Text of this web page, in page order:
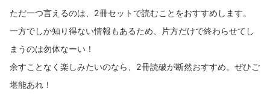
ただ一つ言えるのは、2冊セットで読むことをおすすめします。
一方でしか知り得ない情報もあるため、片方だけで終わらせてし
まうのは勿体なーい！
余すことなく楽しみたいのなら、2冊読破が断然おすすめ。ぜひご
堪能あれ！